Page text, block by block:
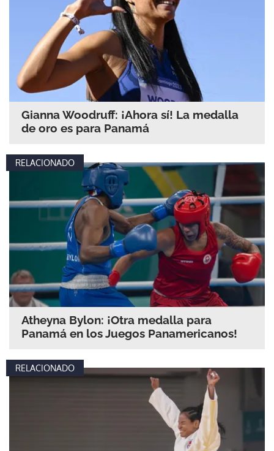
Gianna Woodruff: ¡Ahora sí! La medalla
de oro es para Panamá
RELACIONADO
Atheyna Bylon: ¡Otra medalla para
Panamá en los Juegos Panamericanos!
RELACIONADO